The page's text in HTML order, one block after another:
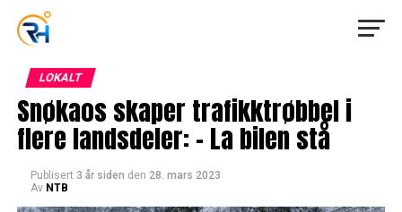
LOKALT
Snøkaos skaper trafikktrøbbel i
flere landsdeler: – La bilen stå
Publisert 3 år siden den 28. mars 2023
Av NTB